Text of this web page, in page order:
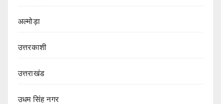
अल्मोड़ा
उत्तरकाशी
उत्तराखंड
उधम सिंह नगर